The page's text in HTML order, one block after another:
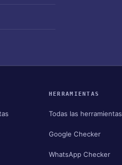
HERRAMIENTAS
Todas las herramientas
Google Checker
WhatsApp Checker